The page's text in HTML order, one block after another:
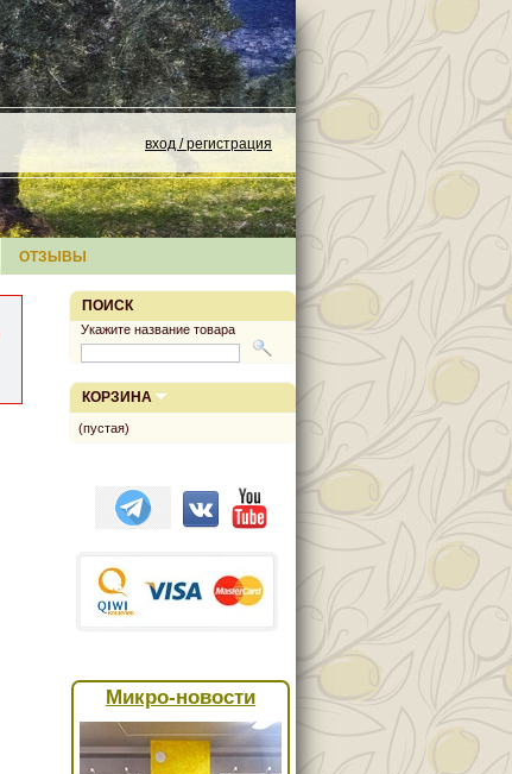
вход / регистрация
ОТЗЫВЫ
ПОИСК
Укажите название товара
КОРЗИНА
(пустая)
Микро-новости